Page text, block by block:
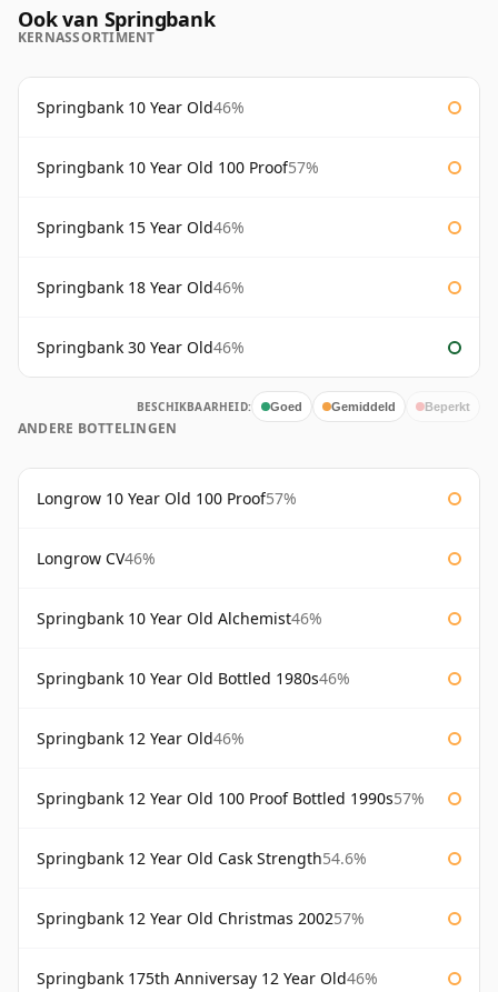
Ook van Springbank
KERNASSORTIMENT
Springbank 10 Year Old46%
Springbank 10 Year Old 100 Proof57%
Springbank 15 Year Old46%
Springbank 18 Year Old46%
Springbank 30 Year Old46%
BESCHIKBAARHEID: Goed Gemiddeld Beperkt
ANDERE BOTTELINGEN
Longrow 10 Year Old 100 Proof57%
Longrow CV46%
Springbank 10 Year Old Alchemist46%
Springbank 10 Year Old Bottled 1980s46%
Springbank 12 Year Old46%
Springbank 12 Year Old 100 Proof Bottled 1990s57%
Springbank 12 Year Old Cask Strength54.6%
Springbank 12 Year Old Christmas 200257%
Springbank 175th Anniversay 12 Year Old46%